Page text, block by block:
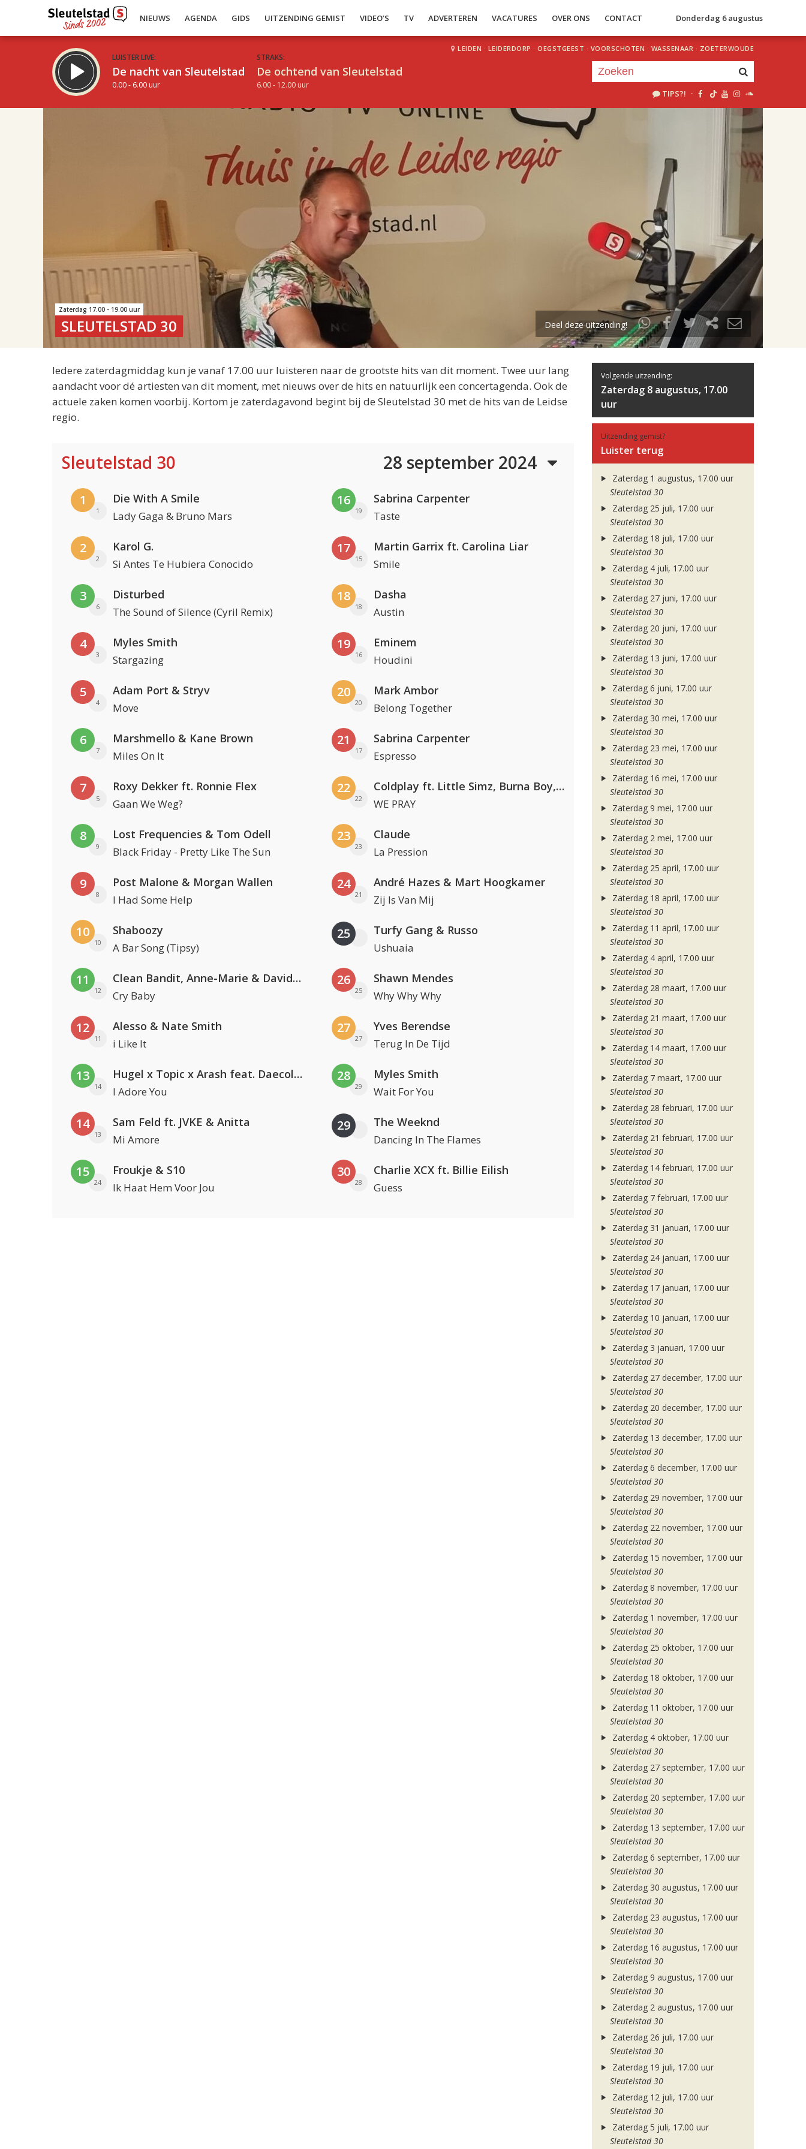
NIEUWS AGENDA GIDS UITZENDING GEMIST VIDEO’S TV ADVERTEREN VACATURES OVER ONS CONTACT Donderdag 6 augustus
LUISTER LIVE:
De nacht van Sleutelstad
0.00 - 6.00 uur
STRAKS:
De ochtend van Sleutelstad
6.00 - 12.00 uur
LEIDEN · LEIDERDORP · OEGSTGEEST · VOORSCHOTEN · WASSENAAR · ZOETERWOUDE
TIPS?! ·
uur 1 van 2
Volgend uur
Zaterdag 17.00 - 19.00 uur
SLEUTELSTAD 30 Deel deze uitzending!
Iedere zaterdagmiddag kun je vanaf 17.00 uur luisteren naar de grootste hits van dit moment. Twee uur lang
aandacht voor dé artiesten van dit moment, met nieuws over de hits en natuurlijk een concertagenda. Ook de
actuele zaken komen voorbij. Kortom je zaterdagavond begint bij de Sleutelstad 30 met de hits van de Leidse
regio.
Sleutelstad 30 28 september 2024
1
1
Die With A Smile
Lady Gaga & Bruno Mars
2
2
Karol G.
Si Antes Te Hubiera Conocido
3
6
Disturbed
The Sound of Silence (Cyril Remix)
4
3
Myles Smith
Stargazing
5
4
Adam Port & Stryv
Move
6
7
Marshmello & Kane Brown
Miles On It
7
5
Roxy Dekker ft. Ronnie Flex
Gaan We Weg?
8
9
Lost Frequencies & Tom Odell
Black Friday - Pretty Like The Sun
9
8
Post Malone & Morgan Wallen
I Had Some Help
10
10
Shaboozy
A Bar Song (Tipsy)
11
12
Clean Bandit, Anne-Marie & David Guetta
Cry Baby
12
11
Alesso & Nate Smith
i Like It
13
14
Hugel x Topic x Arash feat. Daecolm
I Adore You
14
13
Sam Feld ft. JVKE & Anitta
Mi Amore
15
24
Froukje & S10
Ik Haat Hem Voor Jou
16
19
Sabrina Carpenter
Taste
17
15
Martin Garrix ft. Carolina Liar
Smile
18
18
Dasha
Austin
19
16
Eminem
Houdini
20
20
Mark Ambor
Belong Together
21
17
Sabrina Carpenter
Espresso
22
22
Coldplay ft. Little Simz, Burna Boy, Elyanna & Tini
WE PRAY
23
23
Claude
La Pression
24
21
André Hazes & Mart Hoogkamer
Zij Is Van Mij
25 Turfy Gang & Russo
Ushuaia
26
25
Shawn Mendes
Why Why Why
27
27
Yves Berendse
Terug In De Tijd
28
29
Myles Smith
Wait For You
29 The Weeknd
Dancing In The Flames
30
28
Charlie XCX ft. Billie Eilish
Guess
Volgende uitzending:
Zaterdag 8 augustus, 17.00
uur
Uitzending gemist?
Luister terug
Zaterdag 1 augustus, 17.00 uur
Sleutelstad 30
Zaterdag 25 juli, 17.00 uur
Sleutelstad 30
Zaterdag 18 juli, 17.00 uur
Sleutelstad 30
Zaterdag 4 juli, 17.00 uur
Sleutelstad 30
Zaterdag 27 juni, 17.00 uur
Sleutelstad 30
Zaterdag 20 juni, 17.00 uur
Sleutelstad 30
Zaterdag 13 juni, 17.00 uur
Sleutelstad 30
Zaterdag 6 juni, 17.00 uur
Sleutelstad 30
Zaterdag 30 mei, 17.00 uur
Sleutelstad 30
Zaterdag 23 mei, 17.00 uur
Sleutelstad 30
Zaterdag 16 mei, 17.00 uur
Sleutelstad 30
Zaterdag 9 mei, 17.00 uur
Sleutelstad 30
Zaterdag 2 mei, 17.00 uur
Sleutelstad 30
Zaterdag 25 april, 17.00 uur
Sleutelstad 30
Zaterdag 18 april, 17.00 uur
Sleutelstad 30
Zaterdag 11 april, 17.00 uur
Sleutelstad 30
Zaterdag 4 april, 17.00 uur
Sleutelstad 30
Zaterdag 28 maart, 17.00 uur
Sleutelstad 30
Zaterdag 21 maart, 17.00 uur
Sleutelstad 30
Zaterdag 14 maart, 17.00 uur
Sleutelstad 30
Zaterdag 7 maart, 17.00 uur
Sleutelstad 30
Zaterdag 28 februari, 17.00 uur
Sleutelstad 30
Zaterdag 21 februari, 17.00 uur
Sleutelstad 30
Zaterdag 14 februari, 17.00 uur
Sleutelstad 30
Zaterdag 7 februari, 17.00 uur
Sleutelstad 30
Zaterdag 31 januari, 17.00 uur
Sleutelstad 30
Zaterdag 24 januari, 17.00 uur
Sleutelstad 30
Zaterdag 17 januari, 17.00 uur
Sleutelstad 30
Zaterdag 10 januari, 17.00 uur
Sleutelstad 30
Zaterdag 3 januari, 17.00 uur
Sleutelstad 30
Zaterdag 27 december, 17.00 uur
Sleutelstad 30
Zaterdag 20 december, 17.00 uur
Sleutelstad 30
Zaterdag 13 december, 17.00 uur
Sleutelstad 30
Zaterdag 6 december, 17.00 uur
Sleutelstad 30
Zaterdag 29 november, 17.00 uur
Sleutelstad 30
Zaterdag 22 november, 17.00 uur
Sleutelstad 30
Zaterdag 15 november, 17.00 uur
Sleutelstad 30
Zaterdag 8 november, 17.00 uur
Sleutelstad 30
Zaterdag 1 november, 17.00 uur
Sleutelstad 30
Zaterdag 25 oktober, 17.00 uur
Sleutelstad 30
Zaterdag 18 oktober, 17.00 uur
Sleutelstad 30
Zaterdag 11 oktober, 17.00 uur
Sleutelstad 30
Zaterdag 4 oktober, 17.00 uur
Sleutelstad 30
Zaterdag 27 september, 17.00 uur
Sleutelstad 30
Zaterdag 20 september, 17.00 uur
Sleutelstad 30
Zaterdag 13 september, 17.00 uur
Sleutelstad 30
Zaterdag 6 september, 17.00 uur
Sleutelstad 30
Zaterdag 30 augustus, 17.00 uur
Sleutelstad 30
Zaterdag 23 augustus, 17.00 uur
Sleutelstad 30
Zaterdag 16 augustus, 17.00 uur
Sleutelstad 30
Zaterdag 9 augustus, 17.00 uur
Sleutelstad 30
Zaterdag 2 augustus, 17.00 uur
Sleutelstad 30
Zaterdag 26 juli, 17.00 uur
Sleutelstad 30
Zaterdag 19 juli, 17.00 uur
Sleutelstad 30
Zaterdag 12 juli, 17.00 uur
Sleutelstad 30
Zaterdag 5 juli, 17.00 uur
Sleutelstad 30